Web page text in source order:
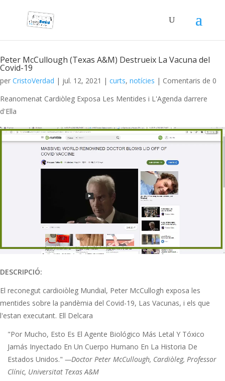
Peter McCullough (Texas A&M) Destrueix La Vacuna del
Covid-19
per CristoVerdad | jul. 12, 2021 | curts, notícies | Comentaris de 0
Reanomenat Cardiòleg Exposa Les Mentides i L'Agenda darrere
d'Ella
DESCRIPCIÓ:
El reconegut cardioiòleg Mundial, Peter McCullogh exposa les
mentides sobre la pandèmia del Covid-19, Las Vacunas, i els que
l'estan executant. Ell Delcara
"Por Mucho, Esto Es El Agente Biológico Más Letal Y Tóxico
Jamás Inyectado En Un Cuerpo Humano En La Historia De
Estados Unidos." —Doctor Peter McCullough, Cardiòleg, Professor
Clínic, Universitat Texas A&M